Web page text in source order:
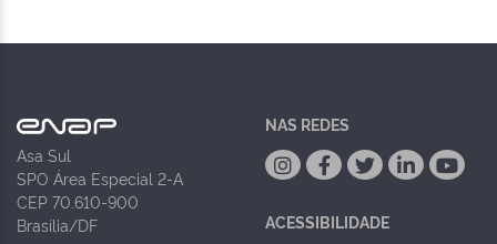
Asa Sul
SPO Área Especial 2-A
CEP 70.610-900
Brasília/DF
NAS REDES
ACESSIBILIDADE